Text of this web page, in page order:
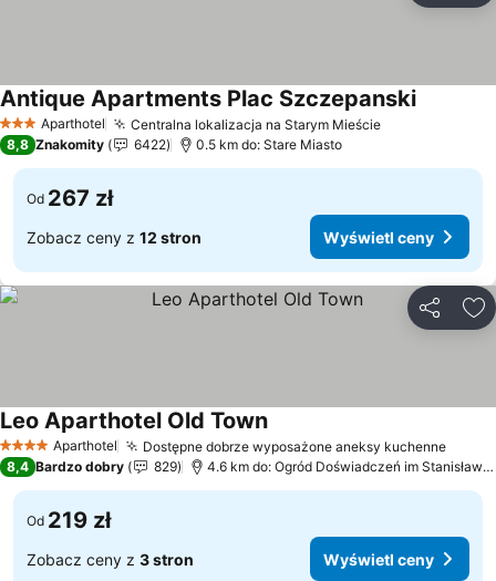
3 KategoriaAparthotel Centralna lokalizacja na Starym Mieście
Antique Apartments Plac Szczepanski
8,8 Znakomity 6422 0.5 km do: Stare Miasto
Od 267 zł
Zobacz ceny z 12 stron Wyświetl ceny
4 KategoriaAparthotel Dostępne dobrze wyposażone aneksy kuchenne
Leo Aparthotel Old Town
8,4 Bardzo dobry 829 4.6 km do: Ogród Doświadczeń im Stanisława Lema
Od 219 zł
Zobacz ceny z 3 stron Wyświetl ceny